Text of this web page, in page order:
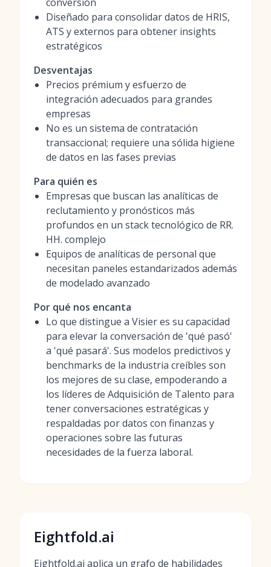
Diseñado para consolidar datos de HRIS,
ATS y externos para obtener insights
estratégicos
Desventajas
Precios prémium y esfuerzo de
integración adecuados para grandes
empresas
No es un sistema de contratación
transaccional; requiere una sólida higiene
de datos en las fases previas
Para quién es
Empresas que buscan las analíticas de
reclutamiento y pronósticos más
profundos en un stack tecnológico de RR.
HH. complejo
Equipos de analíticas de personal que
necesitan paneles estandarizados además
de modelado avanzado
Por qué nos encanta
Lo que distingue a Visier es su capacidad
para elevar la conversación de 'qué pasó'
a 'qué pasará'. Sus modelos predictivos y
benchmarks de la industria creíbles son
los mejores de su clase, empoderando a
los líderes de Adquisición de Talento para
tener conversaciones estratégicas y
respaldadas por datos con finanzas y
operaciones sobre las futuras
necesidades de la fuerza laboral.
Eightfold.ai
Eightfold.ai aplica un grafo de habilidades